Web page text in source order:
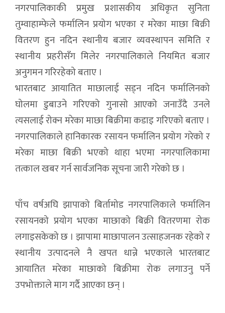
नगरपालिकाकी प्रमुख प्रशासकीय अधिकृत सुनिता
तुम्वाहाम्फेले फर्मालिन प्रयोग भएका र मरेका माछा बिक्री
वितरण हुन नदिन स्थानीय बजार व्यवस्थापन समिति र
स्थानीय प्रहरीसँग मिलेर नगरपालिकाले नियमित बजार
अनुगमन गरिरहेको बताए ।
भारतबाट आयातित माछालाई सड्न नदिन फर्मालिनको
घोलमा डुबाउने गरिएको गुनासो आएको जनाउँदै उनले
त्यसलाई रोक्न मरेका माछा बिक्रीमा कडाइ गरिएको बताए ।
नगरपालिकाले हानिकारक रसायन फर्मालिन प्रयोग गरेको र
मरेका माछा बिक्री भएको थाहा भएमा नगरपालिकामा
तत्काल खबर गर्न सार्वजनिक सूचना जारी गरेको छ ।
पाँच वर्षअघि झापाको बिर्तामोड नगरपालिकाले फर्मालिन
रसायनको प्रयोग भएका माछाको बिक्री वितरणमा रोक
लगाइसकेको छ । झापामा माछापालन उत्साहजनक रहेको र
स्थानीय उत्पादनले नै खपत धान्ने भएकाले भारतबाट
आयातित मरेका माछाको बिक्रीमा रोक लगाउनु पर्ने
उपभोक्ताले माग गर्दै आएका छन् ।